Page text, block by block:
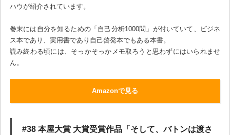
ハウが紹介されています。
巻末には自分を知るための「自己分析1000問」が付いていて、ビジネ
ス本であり、実用書であり自己啓発本でもある本書。
読み終わる頃には、そっかそっかメモ取ろうと思わずにはいられませ
ん。
Amazonで見る
#38 本屋大賞 大賞受賞作品「そして、バトンは渡さ